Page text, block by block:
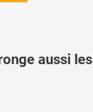
aussi les